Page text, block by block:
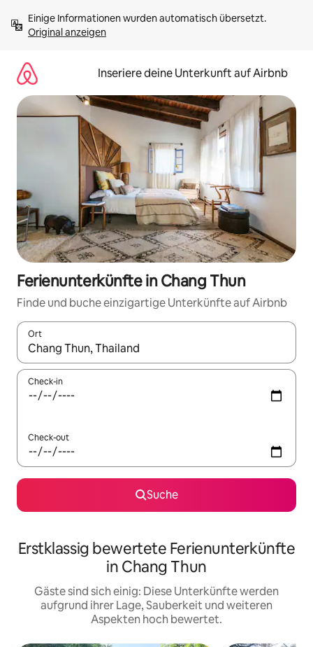
Inhalten
springenOriginal anzeigen
Inseriere deine Unterkunft auf Airbnb
Ferienunterkünfte in Chang Thun
Finde und buche einzigartige Unterkünfte auf Airbnb
Ort
Wenn Ergebnisse verfügbar sind, navigiere mit den
Check-in
Check-out
Suche
Erstklassig bewertete Ferienunterkünfte
in Chang Thun
Gäste sind sich einig: Diese Unterkünfte werden
aufgrund ihrer Lage, Sauberkeit und weiteren
Aspekten hoch bewertet.